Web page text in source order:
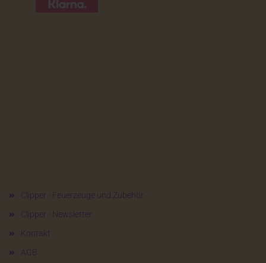
Clipper - Feuerzeuge und Zubehör
Clipper - Newsletter
Kontakt
AGB